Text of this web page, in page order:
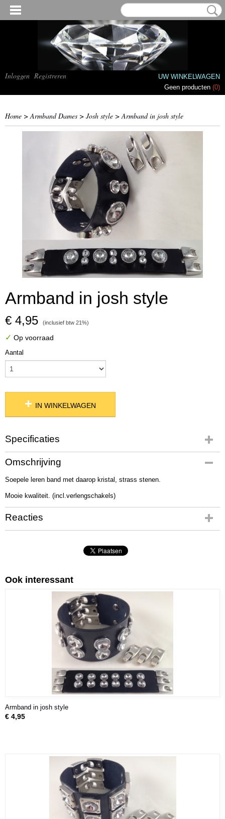
Inloggen Registreren
UW WINKELWAGEN
Geen producten (0)
Home >Armband Dames > Josh style >Armband in josh style
Armband in josh style
€ 4,95 (inclusief btw 21%)
✓ Op voorraad
Aantal
IN WINKELWAGEN
Specificaties
Productcode
01044
Productcode leverancier
Omschrijving
Soepele leren band met daarop kristal, strass stenen.
Mooie kwaliteit. (incl.verlengschakels)
Reacties
Ook interessant
Armband in josh style
€ 4,95